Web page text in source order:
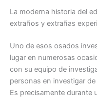
La moderna historia del
extraños y extrañas
Uno de esos osados
lugar en numerosas
con su equipo de
personas en investigar
Es precisamente durante